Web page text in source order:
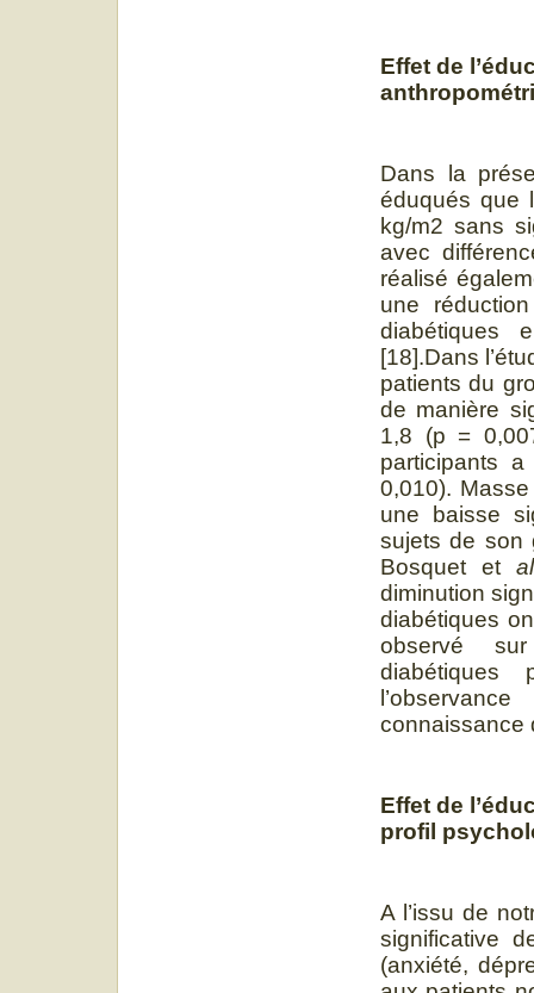
Effet de
Dans la
éduqués que
kg/m2 sans
avec
réalisé
une
diabétiques
[18].Dans
patients du
de manière
1,8 (p =
participants
0,010).
une baisse
sujets de son
Bosquet etal
diminution
diabétiques
observé
diabétiques
connaissance
Effet de
profil
A l’issu de
significative
(anxiété,